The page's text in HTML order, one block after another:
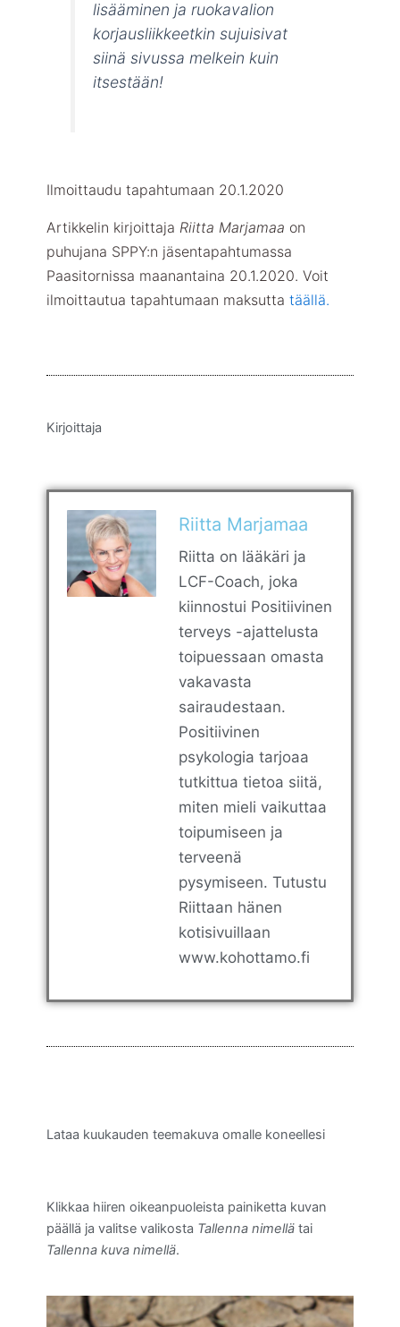
lisääminen ja ruokavalion
korjausliikkeetkin sujuisivat
siinä sivussa melkein kuin
itsestään!
Ilmoittaudu tapahtumaan 20.1.2020
Artikkelin kirjoittaja Riitta Marjamaa on
puhujana SPPY:n jäsentapahtumassa
Paasitornissa maanantaina 20.1.2020. Voit
ilmoittautua tapahtumaan maksuttatäällä.
Kirjoittaja
Riitta Marjamaa
Riitta on lääkäri ja
LCF-Coach, joka
kiinnostui Positiivinen
terveys -ajattelusta
toipuessaan omasta
vakavasta
sairaudestaan.
Positiivinen
psykologia tarjoaa
tutkittua tietoa siitä,
miten mieli vaikuttaa
toipumiseen ja
terveenä
pysymiseen. Tutustu
Riittaan hänen
kotisivuillaan
www.kohottamo.fi
Lataa kuukauden teemakuva omalle koneellesi
Klikkaa hiiren oikeanpuoleista painiketta kuvan
päällä ja valitse valikosta Tallenna nimellä tai
Tallenna kuva nimellä.